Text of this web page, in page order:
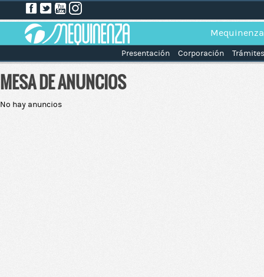
Mequinenza
Presentación Corporación Trámites
MESA DE ANUNCIOS
No hay anuncios